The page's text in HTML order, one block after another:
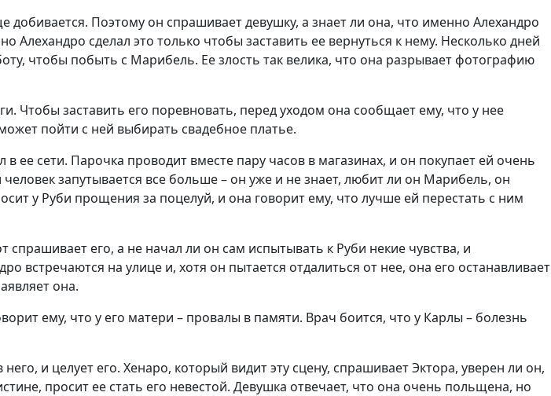
Поэтому он спрашивает девушку, а знает ли она, что именно Алехандро
Алехандро сделал это только чтобы заставить ее вернуться к нему. Несколько дней
чтобы побыть с Марибель. Ее злость так велика, что она разрывает фотографию
Чтобы заставить его поревновать, перед уходом она сообщает ему, что у нее
пойти с ней выбирать свадебное платье.
ее сети. Парочка проводит вместе пару часов в магазинах, и он покупает ей очень
запутывается все больше – он уже и не знает, любит ли он Марибель, он
у Руби прощения за поцелуй, и она говорит ему, что лучше ей перестать с ним
его, а не начал ли он сам испытывать к Руби некие чувства, и
встречаются на улице и, хотя он пытается отдалиться от нее, она его останавливает
она.
ему, что у его матери – провалы в памяти. Врач боится, что у Карлы – болезнь
и целует его. Хенаро, который видит эту сцену, спрашивает Эктора, уверен ли он,
просит ее стать его невестой. Девушка отвечает, что она очень польщена, но